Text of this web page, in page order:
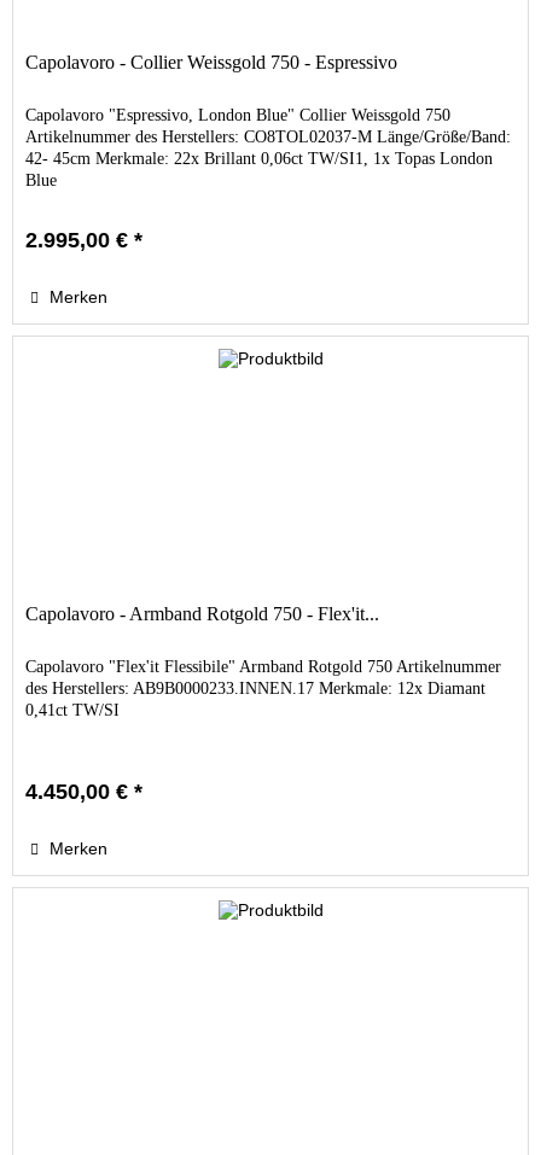
Capolavoro - Collier Weissgold 750 - Espressivo
Capolavoro "Espressivo, London Blue" Collier Weissgold 750
Artikelnummer des Herstellers: CO8TOL02037-M Länge/Größe/Band:
42- 45cm Merkmale: 22x Brillant 0,06ct TW/SI1, 1x Topas London
Blue
2.995,00 € *
Merken
Capolavoro - Armband Rotgold 750 - Flex'it...
Capolavoro "Flex'it Flessibile" Armband Rotgold 750 Artikelnummer
des Herstellers: AB9B0000233.INNEN.17 Merkmale: 12x Diamant
0,41ct TW/SI
4.450,00 € *
Merken